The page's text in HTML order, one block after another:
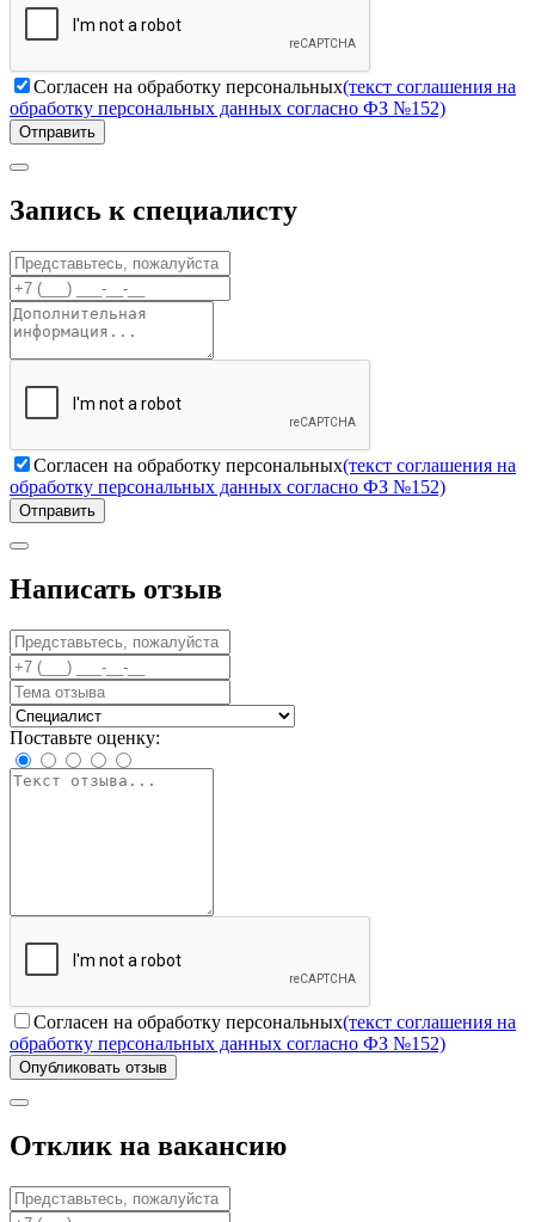
Согласен на обработку персональных(текст соглашения на
обработку персональных данных согласно ФЗ №152)
Отправить
Запись к специалисту
Согласен на обработку персональных(текст соглашения на
обработку персональных данных согласно ФЗ №152)
Отправить
Написать отзыв
Поставьте оценку:
Согласен на обработку персональных(текст соглашения на
обработку персональных данных согласно ФЗ №152)
Опубликовать отзыв
Отклик на вакансию